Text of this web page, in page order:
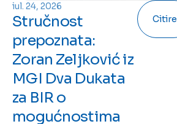
iul. 24, 2026
Stručnost
prepoznata:
Zoran Zeljković iz
MGI Dva Dukata
za BIR o
mogućnostima
Citire